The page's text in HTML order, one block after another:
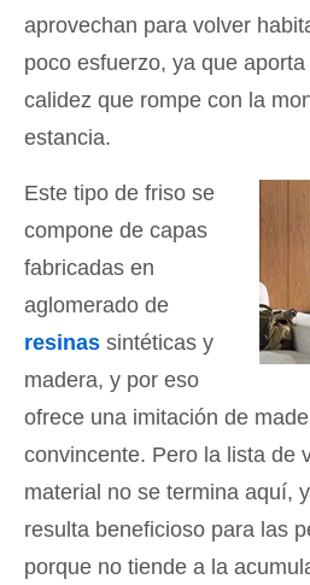
aprovechan para volver
poco esfuerzo, ya que
calidez que rompe con la
estancia.
Este tipo de friso se
compone de capas
fabricadas en
aglomerado de
resinas sintéticas y
madera, y por eso
ofrece una imitación de
convincente. Pero la lista de
material no se termina aquí,
resulta beneficioso para las
porque no tiende a la